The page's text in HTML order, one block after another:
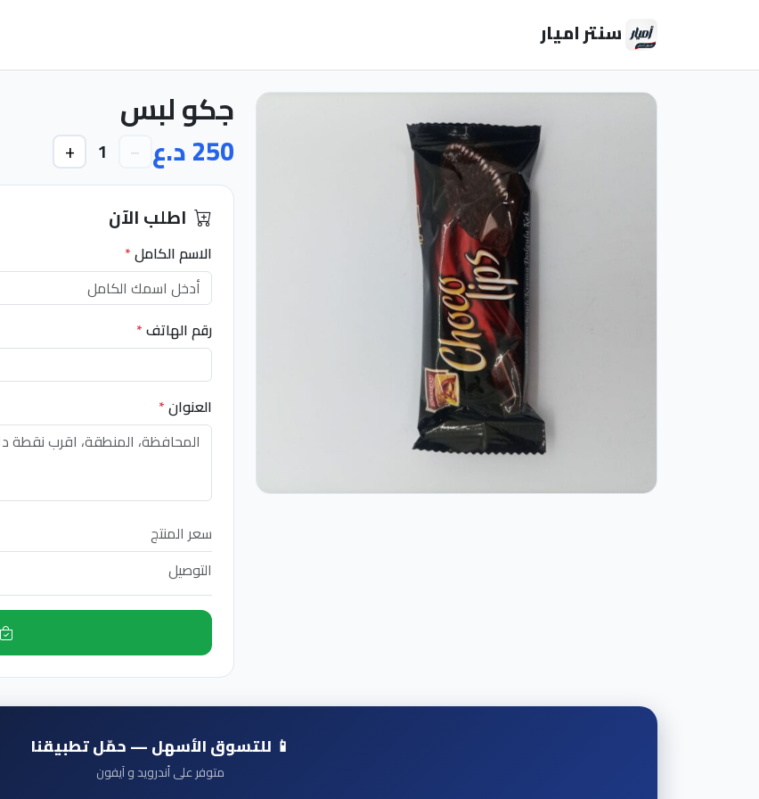
سنتر اميار
جكو لبس
250 د.ع −
1
+
اطلب الآن
الاسم الكامل*
رقم الهاتف*
العنوان*
سعر المنتج
التوصيل
📱 للتسوق الأسهل — حمّل تطبيقنا
متوفر على أندرويد و آيفون